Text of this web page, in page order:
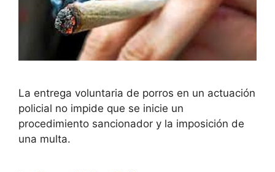
La entrega voluntaria de porros en un actuación
policial no impide que se inicie un
procedimiento sancionador y la imposición de
una multa.